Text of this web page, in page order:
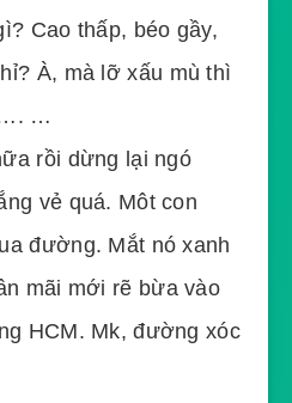
Cao thấp, béo gầy,
À, mà lỡ xấu mù thì
…
rồi dừng lại ngó
vẻ quá. Môt con
đường. Mắt nó xanh
mãi mới rẽ bừa vào
HCM. Mk, đường xóc